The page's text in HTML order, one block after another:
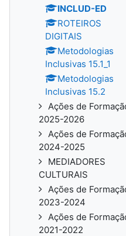
INCLUD-ED
ROTEIROS
DIGITAIS
Metodologias
Inclusivas 15.1_1
Metodologias
Inclusivas 15.2
Ações de
2025-2026
Ações de
2024-2025
MEDIADORES
CULTURAIS
Ações de
2023-2024
Ações de
2021-2022